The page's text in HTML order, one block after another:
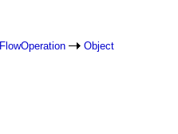
FlowOperation Object